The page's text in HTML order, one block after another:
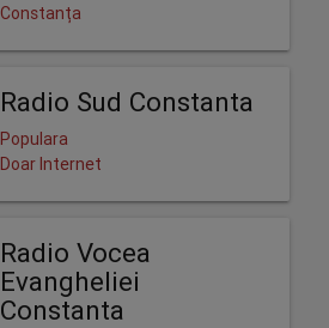
Constanța
Radio Sud Constanta
Populara
Doar Internet
Radio Vocea
Evangheliei
Constanta